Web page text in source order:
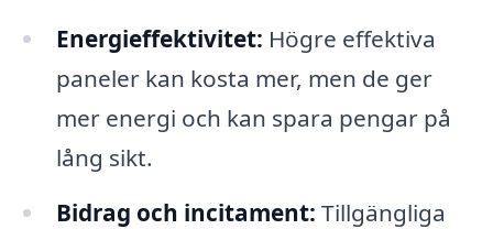
Energieffektivitet: Högre effektiva
paneler kan kosta mer, men de ger
mer energi och kan spara pengar på
lång sikt.
Bidrag och incitament: Tillgängliga